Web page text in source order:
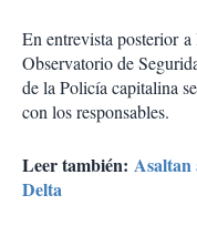
En entrevista posterior
Observatorio de
de la Policía capitalina
con los responsables.
Leer también: Asaltan
Delta